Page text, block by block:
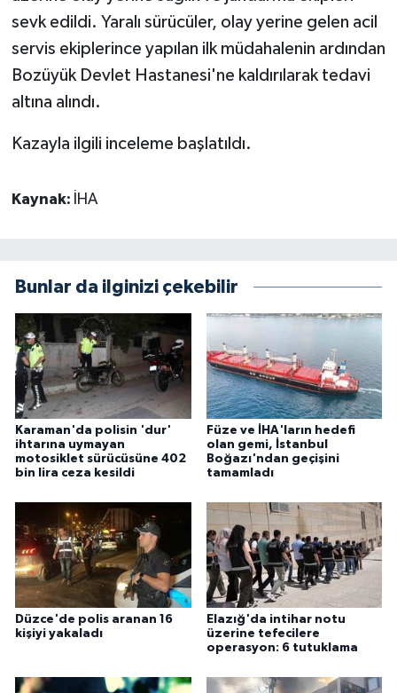
sevk edildi. Yaralı sürücüler, olay yerine gelen acil
servis ekiplerince yapılan ilk müdahalenin ardından
Bozüyük Devlet Hastanesi'ne kaldırılarak tedavi
altına alındı.
Kazayla ilgili inceleme başlatıldı.
Kaynak: İHA
Bunlar da ilginizi çekebilir
Karaman'da polisin 'dur'
ihtarına uymayan
motosiklet sürücüsüne 402
bin lira ceza kesildi
Füze ve İHA'ların hedefi
olan gemi, İstanbul
Boğazı'ndan geçişini
tamamladı
Düzce'de polis aranan 16
kişiyi yakaladı
Elazığ'da intihar notu
üzerine tefecilere
operasyon: 6 tutuklama